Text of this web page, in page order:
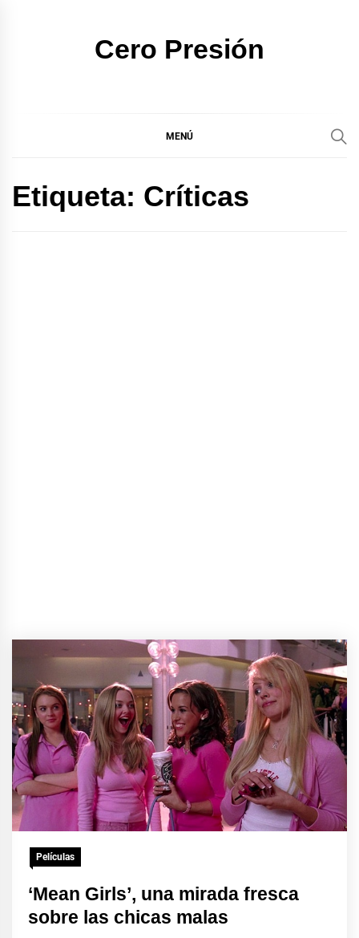
Cero Presión
MENÚ
Etiqueta: Críticas
Películas
‘Mean Girls’, una mirada fresca
sobre las chicas malas